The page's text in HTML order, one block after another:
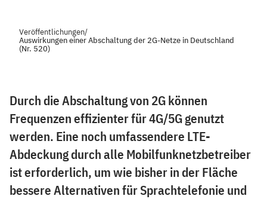
Veröffentlichungen/
Auswirkungen einer Abschaltung der 2G-Netze in Deutschland
(Nr. 520)
Durch die Abschaltung von 2G können
Frequenzen effizienter für 4G/5G genutzt
werden. Eine noch umfassendere LTE-
Abdeckung durch alle Mobilfunknetzbetreiber
ist erforderlich, um wie bisher in der Fläche
bessere Alternativen für Sprachtelefonie und